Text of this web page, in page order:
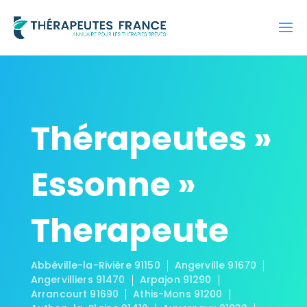
Thérapeutes »
Essonne »
Therapeute
Abbéville-la-Rivière 91150
Angerville 91670
Angervilliers 91470
Arpajon 91290
Arrancourt 91690
Athis-Mons 91200